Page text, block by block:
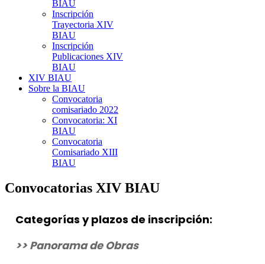
BIAU
Inscripción
Trayectoria XIV
BIAU
Inscripción
Publicaciones XIV
BIAU
XIV BIAU
Sobre la BIAU
Convocatoria
comisariado 2022
Convocatoria: XI
BIAU
Convocatoria
Comisariado XIII
BIAU
Convocatorias XIV BIAU
Categorías y plazos de inscripción:
>> Panorama de Obras